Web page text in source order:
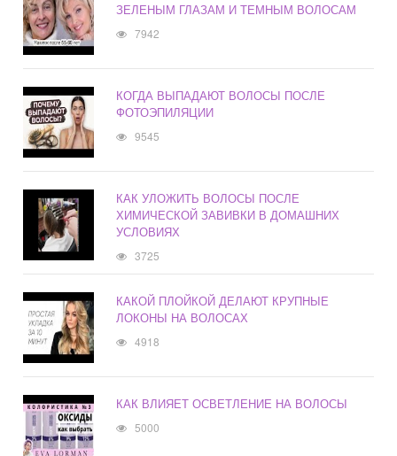
ЗЕЛЕНЫМ ГЛАЗАМ И ТЕМНЫМ ВОЛОСАМ
7942
КОГДА ВЫПАДАЮТ ВОЛОСЫ ПОСЛЕ
ФОТОЭПИЛЯЦИИ
9545
КАК УЛОЖИТЬ ВОЛОСЫ ПОСЛЕ
ХИМИЧЕСКОЙ ЗАВИВКИ В ДОМАШНИХ
УСЛОВИЯХ
3725
КАКОЙ ПЛОЙКОЙ ДЕЛАЮТ КРУПНЫЕ
ЛОКОНЫ НА ВОЛОСАХ
4918
КАК ВЛИЯЕТ ОСВЕТЛЕНИЕ НА ВОЛОСЫ
5000